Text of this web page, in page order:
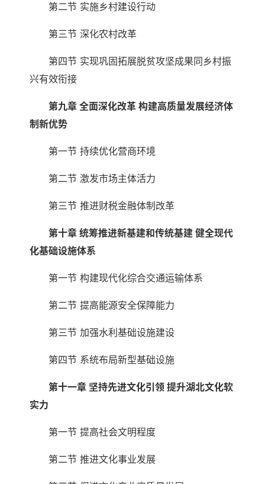
第二节 实施乡村建设行动
第三节 深化农村改革
第四节 实现巩固拓展脱贫攻坚成果同乡村振
兴有效衔接
第九章 全面深化改革 构建高质量发展经济体
制新优势
第一节 持续优化营商环境
第二节 激发市场主体活力
第三节 推进财税金融体制改革
第十章 统筹推进新基建和传统基建 健全现代
化基础设施体系
第一节 构建现代化综合交通运输体系
第二节 提高能源安全保障能力
第三节 加强水利基础设施建设
第四节 系统布局新型基础设施
第十一章 坚持先进文化引领 提升湖北文化软
实力
第一节 提高社会文明程度
第二节 推进文化事业发展